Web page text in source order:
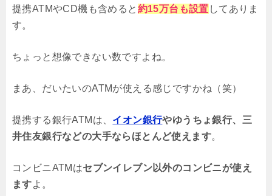
提携ATMやCD機も含めると 約15万台も設置 してありま
す。
ちょっと想像できない数ですよね。
まあ、だいたいのATMが使える感じですかね（笑）
提携する銀行ATMは、 イオン銀行やゆうちょ銀行、三
井住友銀行などの大手ならほとんど使えます。
コンビニATMはセブンイレブン以外のコンビニが使え
ますよ。